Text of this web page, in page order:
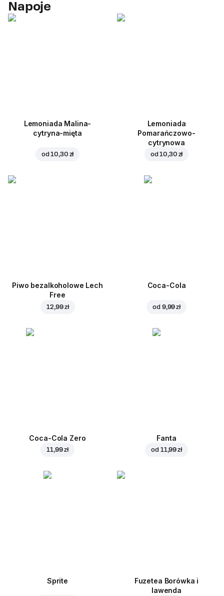
Napoje
Lemoniada Malina-
cytryna-mięta
od10,30 zł
Lemoniada
Pomarańczowo-
cytrynowa
od10,30 zł
Piwo bezalkoholowe Lech
Free
12,99 zł
Coca-Cola
od 9,99 zł
Coca-Cola Zero
11,99 zł
Fanta
od 11,99 zł
Sprite
Fuzetea Borówka i
lawenda